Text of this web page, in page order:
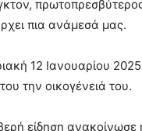
πια ανάμεσά μας.
12 Ιανουαρίου
την οικογένειά του.
είδηση